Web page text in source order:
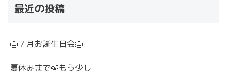
最近の投稿
🎂７月お誕生日会🎂
夏休みまで🍉もう少し